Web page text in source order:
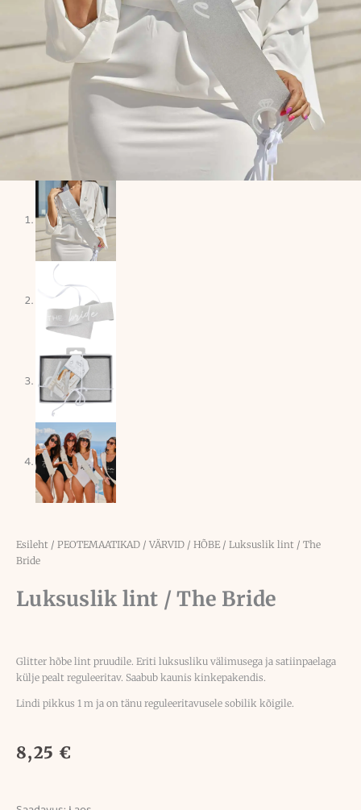
Esileht / PEOTEMAATIKAD / VÄRVID / HÕBE/ Luksuslik lint / The
Bride
Luksuslik lint / The Bride
Glitter hõbe lint pruudile. Eriti luksusliku välimusega ja satiinpaelaga
külje pealt reguleeritav. Saabub kaunis kinkepakendis.
Lindi pikkus 1 m ja on tänu reguleeritavusele sobilik kõigile.
8,25 €